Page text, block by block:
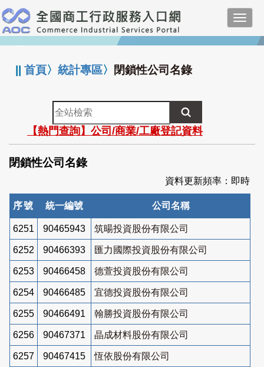
跳
到
主
要
:::
||首頁〉統計專區〉 閉鎖性公司名錄
全
站
檢
索
【熱門查詢】公司/商業/工廠登記資料
閉鎖性公司名錄
資料更新頻率：即時
序號 統一編號 公司名稱
6251 90465943 筑暘投資股份有限公司
6252 90466393 匯力國際投資股份有限公司
6253 90466458 德萱投資股份有限公司
6254 90466485 宜德投資股份有限公司
6255 90466491 翰勝投資股份有限公司
6256 90467371 晶成材料股份有限公司
6257 90467415 恆依股份有限公司